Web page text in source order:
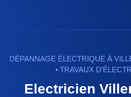
DÉPANNAGE ÉLECTRIQUE À
• TRAVAUX
Electricien